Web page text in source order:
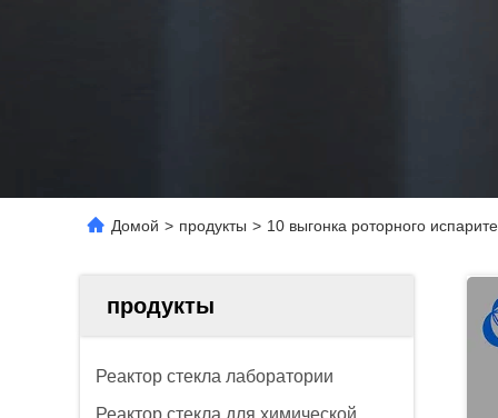
Домой > продукты > 10 выгонка роторного
продукты
Реактор стекла лаборатории
Реактор стекла для химической